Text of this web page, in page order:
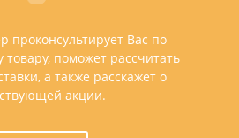
проконсультирует Вас по
поможет рассчитать
а также расскажет о
акции.